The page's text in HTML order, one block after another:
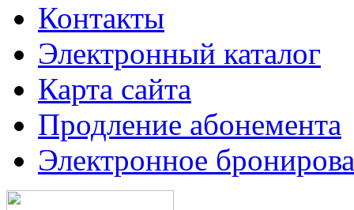
Контакты
Электронный каталог
Карта сайта
Продление абонемента
Электронное